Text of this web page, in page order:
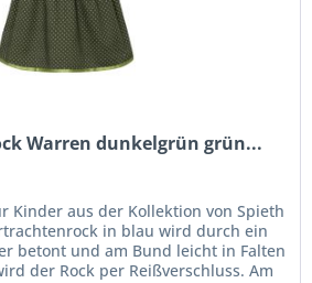
Warren dunkelgrün grün...
Kinder aus der Kollektion von Spieth
in blau wird durch ein
betont und am Bund leicht in Falten
der Rock per Reißverschluss. Am